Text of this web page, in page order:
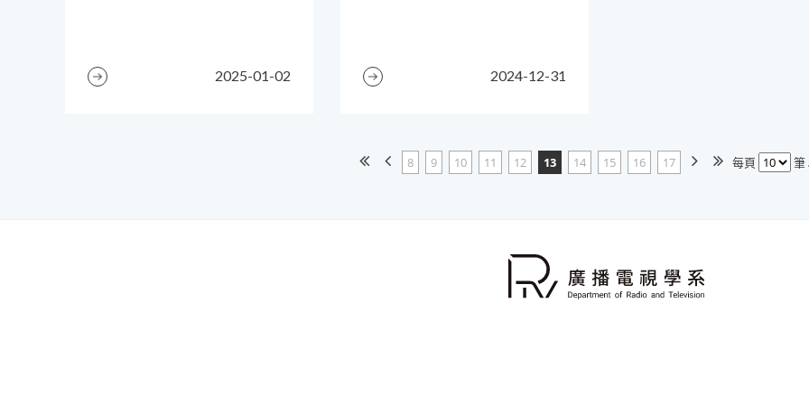
2025-01-02 2024-12-31
8 9 10 11 12 13 14 15 16 17 每頁 筆